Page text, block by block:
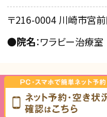
〒216-0004 川崎市宮
●院名：ワラビー治療室
Design